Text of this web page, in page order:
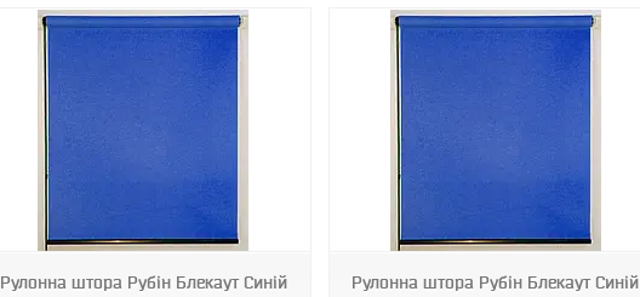
Рулонна штора Рубін Блекаут Синій
Рулонна штора Рубін Блекаут Синій